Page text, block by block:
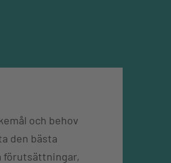
och behov
den bästa
förutsättningar,